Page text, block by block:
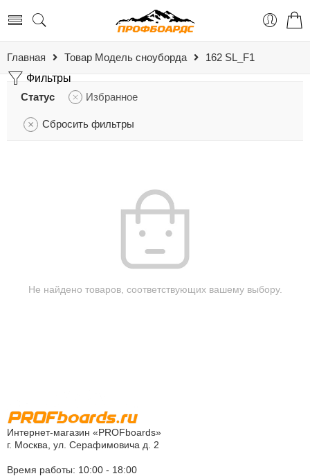
Главная Товар Модель сноуборда 162 SL_​F1
Фильтры
Статус Избранное
Сбросить фильтры
Не найдено товаров, соответствующих вашему выбору.
Интернет-магазин «PROFboards»
г. Москва, ул. Серафимовича д. 2
Время работы: 10:00 - 18:00